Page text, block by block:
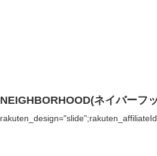
NEIGHBORHOOD(ネイバーフ